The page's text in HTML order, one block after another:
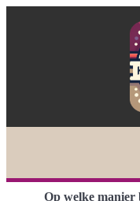
Op welke manier